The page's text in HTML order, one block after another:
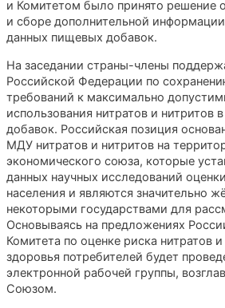
и Комитетом было принято решение
и сборе дополнительной
данных пищевых добавок.
На заседании страны-члены
Российской Федерации по
требований к максимально
использования нитратов и нитритов
добавок. Российская позиция
МДУ нитратов и нитритов на
экономического союза, которые
данных научных исследований
населения и являются значительно
некоторыми государствами для
Основываясь на предложениях
Комитета по оценке риска нитратов
здоровья потребителей будет
электронной рабочей группы,
Союзом.